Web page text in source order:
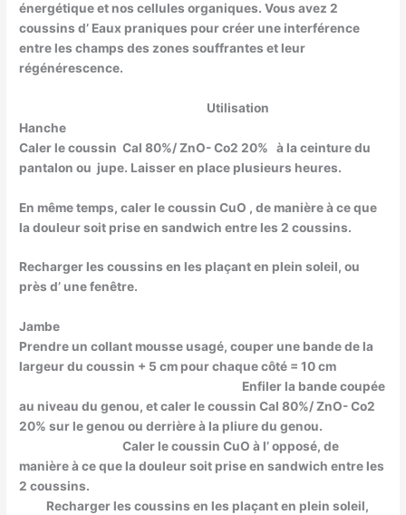
énergétique et nos cellules organiques. Vous avez 2
coussins d’ Eaux praniques pour créer une interférence
entre les champs des zones souffrantes et leur
régénérescence.
Utilisation
Hanche
Caler le coussin Cal 80%/ ZnO- Co2 20% à la ceinture du
pantalon ou jupe. Laisser en place plusieurs heures.
En même temps, caler le coussin CuO , de manière à ce que
la douleur soit prise en sandwich entre les 2 coussins.
Recharger les coussins en les plaçant en plein soleil, ou
près d’ une fenêtre.
Jambe
Prendre un collant mousse usagé, couper une bande de la
largeur du coussin + 5 cm pour chaque côté = 10 cm
Enfiler la bande coupée
au niveau du genou, et caler le coussin Cal 80%/ ZnO- Co2
20% sur le genou ou derrière à la pliure du genou.
Caler le coussin CuO à l’ opposé, de
manière à ce que la douleur soit prise en sandwich entre les
2 coussins.
Recharger les coussins en les plaçant en plein soleil,